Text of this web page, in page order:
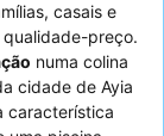
casais e
preço.
numa colina
cidade de Ayia
característica